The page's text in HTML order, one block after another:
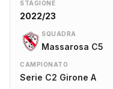
STAGIONE
2022/23
SQUADRA
Massarosa C5
CAMPIONATO
Serie C2 Girone A